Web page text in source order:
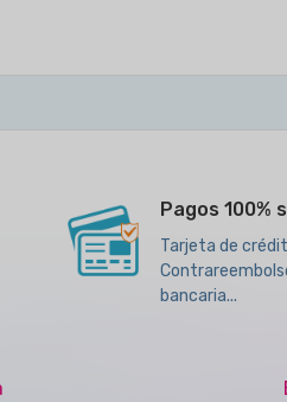
Pagos 100%
Tarjeta de
bancaria...